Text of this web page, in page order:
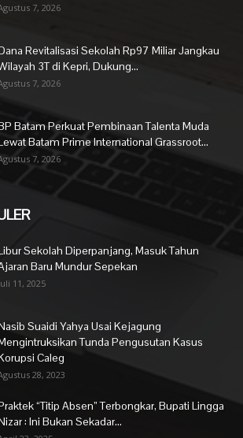
7, 2026
Revitalisasi Sekolah Rp97 Miliar Jangkau
3T di Kepri, Dukung...
7, 2026
Batam Perkuat Pembinaan Talenta Muda
Batam Prime International Grassroot...
7, 2026
Sekolah Diperpanjang, Masuk Tahun
Baru Mundur Sepekan
11, 2025
Suaidi Yahya Usai Kejagung
Tunda Pengusutan Kasus
Caleg
28, 2023
“Titip Absen” Terbongkar, Bupati Lingga
: Ini Bukan Sekadar...